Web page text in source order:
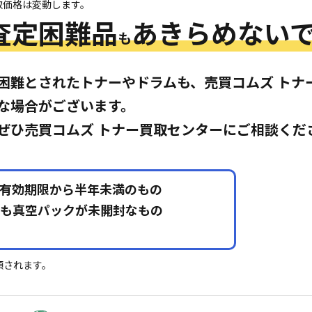
格は変動します。
定困難品もあきらめない
難とされたトナーやドラムも、売買コムズ トナ
合がございます。
ひ売買コムズ トナー買取センターにご相談くだ
効期限から半年未満のもの
真空パックが未開封なもの
れます。